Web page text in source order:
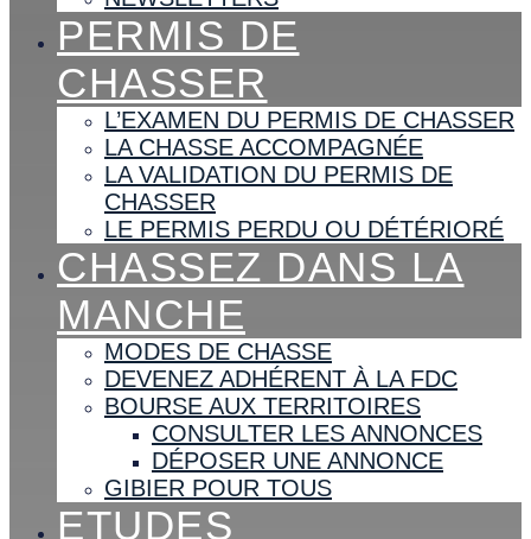
PERMIS DE
CHASSER
L’EXAMEN DU PERMIS DE CHASSER
LA CHASSE ACCOMPAGNÉE
LA VALIDATION DU PERMIS DE
CHASSER
LE PERMIS PERDU OU DÉTÉRIORÉ
CHASSEZ DANS LA
MANCHE
MODES DE CHASSE
DEVENEZ ADHÉRENT À LA FDC
BOURSE AUX TERRITOIRES
CONSULTER LES ANNONCES
DÉPOSER UNE ANNONCE
GIBIER POUR TOUS
ETUDES